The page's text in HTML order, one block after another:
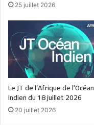
25 juillet 2026
Le JT de l’Afrique de l’Océan
Indien du 18 juillet 2026
20 juillet 2026